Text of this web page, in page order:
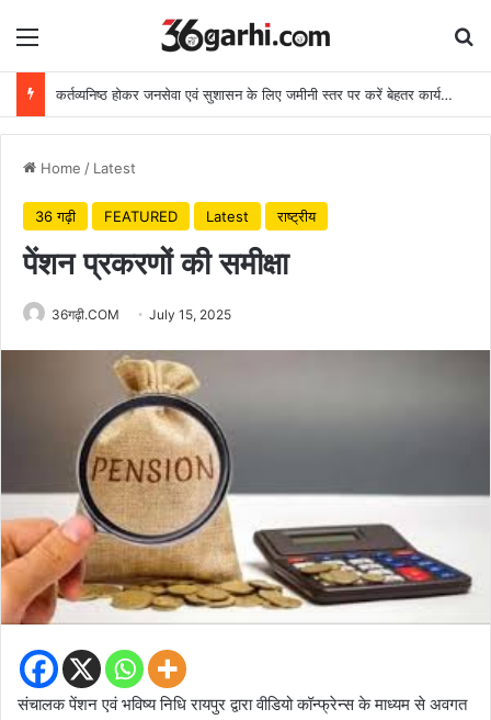
Menu
कर्तव्यनिष्ठ होकर जनसेवा एवं सुशासन के लिए जमीनी स्तर पर करें बेहतर कार्य: मुख्यमंत्री
Home / Latest
36 गढ़ी FEATURED Latest राष्ट्रीय
पेंशन प्रकरणों की समीक्षा
36गढ़ी.COM July 15, 2025
संचालक पेंशन एवं भविष्य निधि रायपुर द्वारा वीडियो कॉन्फ्रेन्स के माध्यम से अवगत